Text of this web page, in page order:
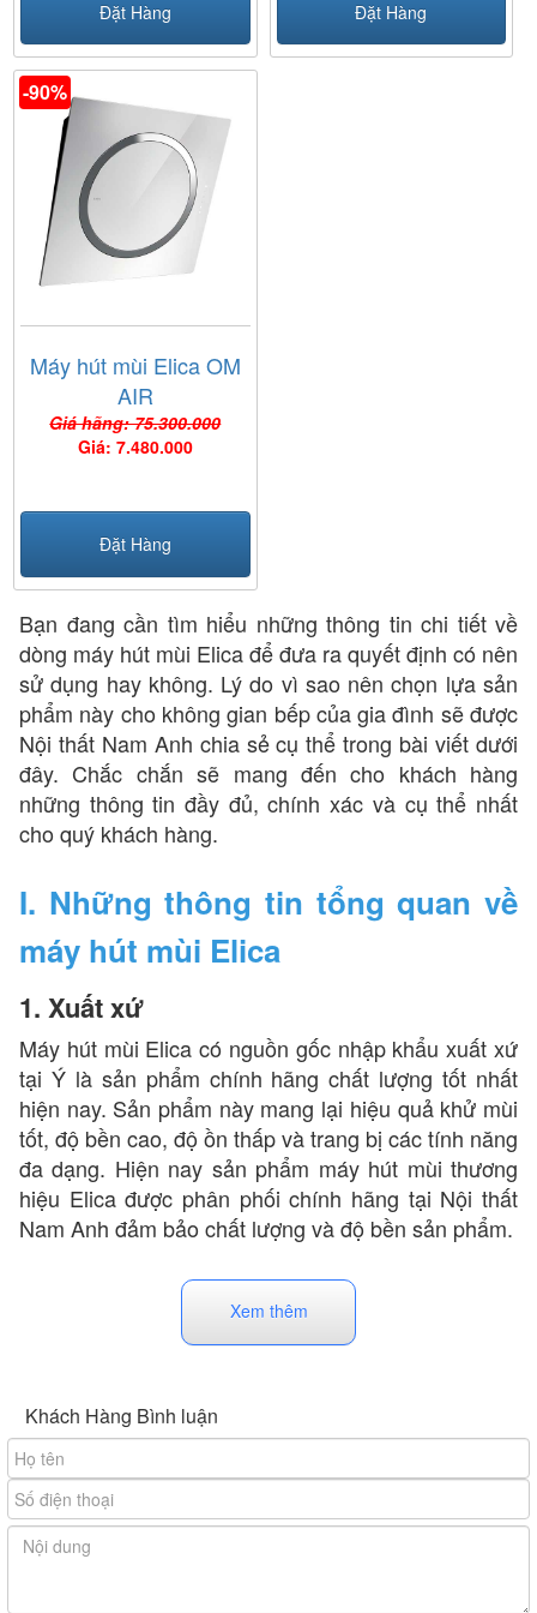
Đặt Hàng Đặt Hàng
-90%
Máy hút mùi Elica OM
AIR
Giá hãng: 75.300.000
Giá: 7.480.000
Đặt Hàng
Bạn đang cần tìm hiểu những thông tin chi tiết về
dòng máy hút mùi Elica để đưa ra quyết định có nên
sử dụng hay không. Lý do vì sao nên chọn lựa sản
phẩm này cho không gian bếp của gia đình sẽ được
Nội thất Nam Anh chia sẻ cụ thể trong bài viết dưới
đây. Chắc chắn sẽ mang đến cho khách hàng
những thông tin đầy đủ, chính xác và cụ thể nhất
cho quý khách hàng.
I. Những thông tin tổng quan về
máy hút mùi Elica
1. Xuất xứ
Máy hút mùi Elica có nguồn gốc nhập khẩu xuất xứ
tại Ý là sản phẩm chính hãng chất lượng tốt nhất
hiện nay. Sản phẩm này mang lại hiệu quả khử mùi
tốt, độ bền cao, độ ồn thấp và trang bị các tính năng
đa dạng. Hiện nay sản phẩm máy hút mùi thương
hiệu Elica được phân phối chính hãng tại Nội thất
Nam Anh đảm bảo chất lượng và độ bền sản phẩm.
Xem thêm
Khách Hàng Bình luận